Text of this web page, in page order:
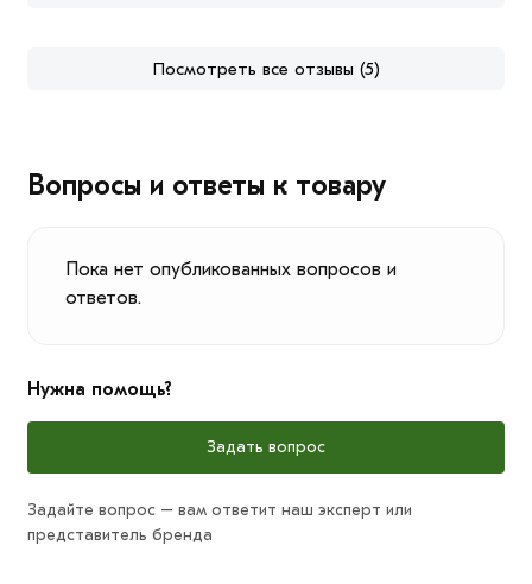
Посмотреть все отзывы (5)
Вопросы и ответы к товару
Пока нет опубликованных вопросов и
ответов.
Нужна помощь?
Задать вопрос
Задайте вопрос – вам ответит наш эксперт или
представитель бренда